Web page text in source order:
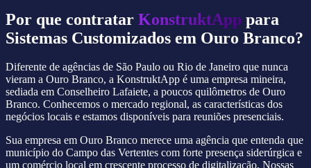
Por que contratar KonstruktApp para
Sistemas Customizados em Ouro Branco?
Diferente de agências de São Paulo ou Rio de Janeiro que nunca
vieram a Ouro Branco, a KonstruktApp é uma empresa mineira,
sediada em Conselheiro Lafaiete, a poucos quilômetros de Ouro
Branco. Conhecemos o mercado regional, as características dos
negócios locais e estamos disponíveis para reuniões presenciais.
Sua empresa em Ouro Branco merece uma agência que entenda que
município do Campo das Vertentes com forte presença siderúrgica e
um comércio local em crescente processo de digitalização. Nossas